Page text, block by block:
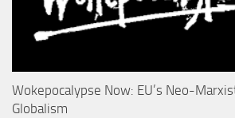
Wokepocalypse Now: EU’s Neo-
Globalism